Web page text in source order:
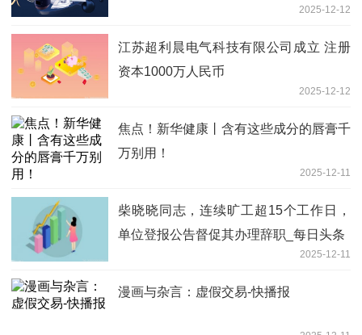
2025-12-12
江苏超利晨电气科技有限公司成立 注册
资本1000万人民币
2025-12-12
焦点！新华健康丨含有这些成分的唇膏千
万别用！
2025-12-11
柴晓晓同志，连续旷工超15个工作日，
单位登报公告督促其办理辞职_每日头条
2025-12-11
漫画与杂言：虚假交易-快播报